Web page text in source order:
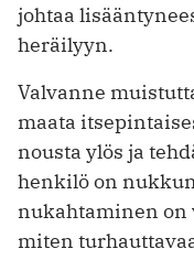
johtaa
heräilyyn.
Valvanne
maata
nousta ylös ja
henkilö on
nukahtaminen on
miten